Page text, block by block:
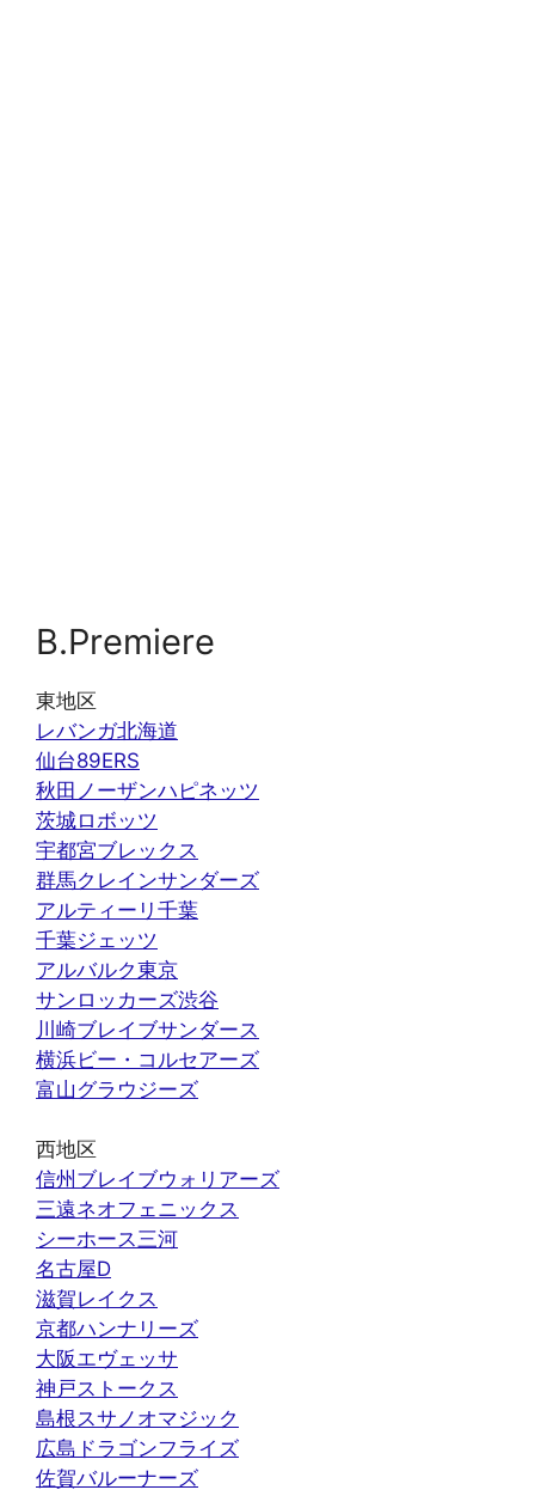
B.Premiere
東地区
レバンガ北海道
仙台89ERS
秋田ノーザンハピネッツ
茨城ロボッツ
宇都宮ブレックス
群馬クレインサンダーズ
アルティーリ千葉
千葉ジェッツ
アルバルク東京
サンロッカーズ渋谷
川崎ブレイブサンダース
横浜ビー・コルセアーズ
富山グラウジーズ
西地区
信州ブレイブウォリアーズ
三遠ネオフェニックス
シーホース三河
名古屋D
滋賀レイクス
京都ハンナリーズ
大阪エヴェッサ
神戸ストークス
島根スサノオマジック
広島ドラゴンフライズ
佐賀バルーナーズ